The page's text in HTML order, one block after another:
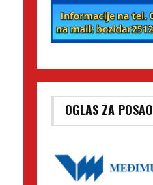
OGLAS ZA POSAO